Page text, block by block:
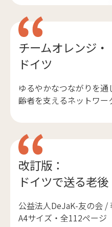
チームオレンジ・
ドイツ
ゆるやかなつながりを
齢者を支えるネットワー
改訂版：
ドイツで送る老後
公益法人DeJaK-友の会 /
A4サイズ・全112ページ